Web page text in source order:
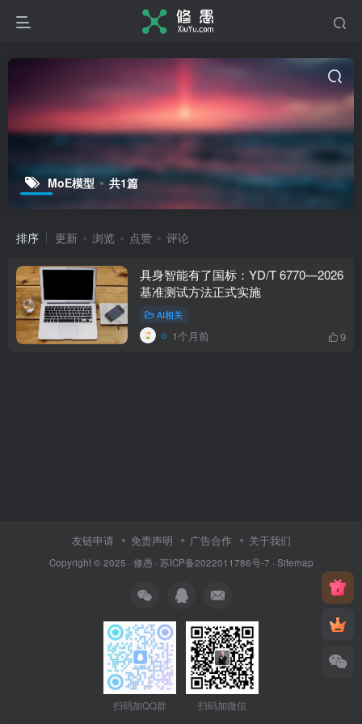
MoE模型 共1篇
排序 更新 浏览 点赞 评论
具身智能有了国标：YD/T 6770—2026
基准测试方法正式实施
AI相关
1个月前 9
友链申请 免责声明 广告合作 关于我们
Copyright © 2025 · 修愚 · 苏ICP备2022011786号-7 · Sitemap
扫码加QQ群 扫码加微信